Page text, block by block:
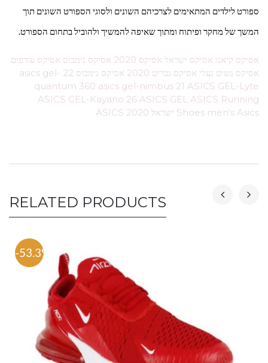
ספורט לילדים המתאימים לצרכיהם השונים ולסוגי הספורט השונים תוך
המשך של מחקר ופיתוח ומתוך שאיפה להמשיך ולהוביל בתחום הספורט.
אסיקס קיאנו אסיקס ישראל אסיקס 2020 אסיקס נימבוס אסיקס עודפים
אסיקס נשים נעלי אסיקס גברים 2020 אסיקס נימבוס 22 asics gel-
quantum 360 asics gel-nimbus 21 ASICS GEL-Lyte
ASICS GEL-Kayano 26 ASICS GEL ASICS Running
Shoes men's Asics ישראל ASICS 2020
RELATED PRODUCTS
-53.3%